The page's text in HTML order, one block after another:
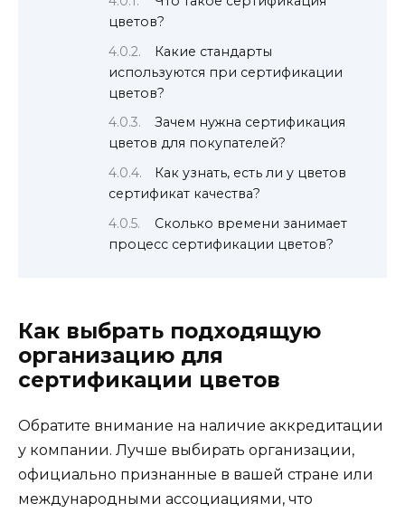
цветов?
Какие стандарты
используются при сертификации
цветов?
Зачем нужна сертификация
цветов для покупателей?
Как узнать, есть ли у цветов
сертификат качества?
Сколько времени занимает
процесс сертификации цветов?
Как выбрать подходящую
организацию для
сертификации цветов
Обратите внимание на наличие аккредитации
у компании. Лучше выбирать организации,
официально признанные в вашей стране или
международными ассоциациями, что